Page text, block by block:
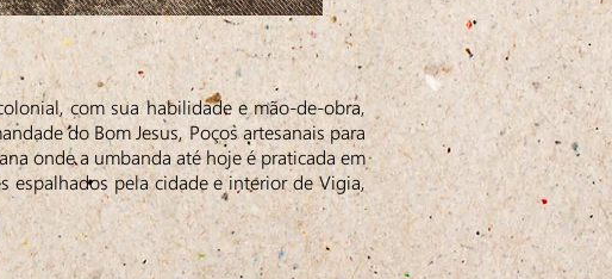
com sua habilidade e mão-de-obra,
do Bom Jesus, Poços artesanais para
onde a umbanda até hoje é praticada em
espalhados pela cidade e interior de Vigia,